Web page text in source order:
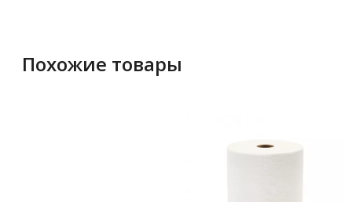
Похожие товары